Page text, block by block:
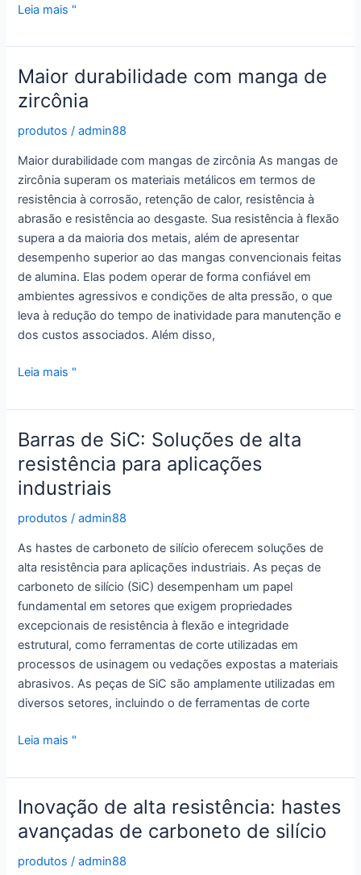
Aumente
durabilidade
com
uma
manga
de
alta
qualidade
Leia mais "
Maior durabilidade com manga de
zircônia
produtos /admin88
Maior durabilidade com mangas de zircônia As mangas de
zircônia superam os materiais metálicos em termos de
resistência à corrosão, retenção de calor, resistência à
abrasão e resistência ao desgaste. Sua resistência à flexão
supera a da maioria dos metais, além de apresentar
desempenho superior ao das mangas convencionais feitas
de alumina. Elas podem operar de forma confiável em
ambientes agressivos e condições de alta pressão, o que
leva à redução do tempo de inatividade para manutenção e
dos custos associados. Além disso,
Maior
com
manga
de
zircônia
Leia mais "
Barras de SiC: Soluções de alta
resistência para aplicações
industriais
produtos /admin88
As hastes de carboneto de silício oferecem soluções de
alta resistência para aplicações industriais. As peças de
carboneto de silício (SiC) desempenham um papel
fundamental em setores que exigem propriedades
excepcionais de resistência à flexão e integridade
estrutural, como ferramentas de corte utilizadas em
processos de usinagem ou vedações expostas a materiais
abrasivos. As peças de SiC são amplamente utilizadas em
diversos setores, incluindo o de ferramentas de corte
Barras
SiC:
Soluções
de
alta
resistência
Leia mais "
Inovação de alta resistência: hastes
avançadas de carboneto de silício
produtos /admin88